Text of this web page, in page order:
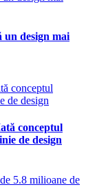
un design mai
conceptul
de design